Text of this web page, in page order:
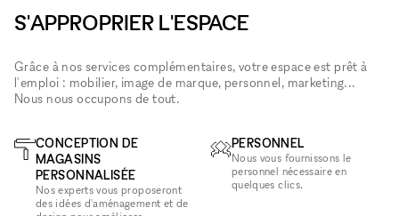
S'APPROPRIER L'ESPACE
Grâce à nos services complémentaires, votre espace est prêt à
l'emploi : mobilier, image de marque, personnel, marketing...
Nous nous occupons de tout.
CONCEPTION DE
MAGASINS
PERSONNALISÉE
Nos experts vous proposeront
des idées d'aménagement et de
PERSONNEL
Nous vous fournissons le
personnel nécessaire en
quelques clics.